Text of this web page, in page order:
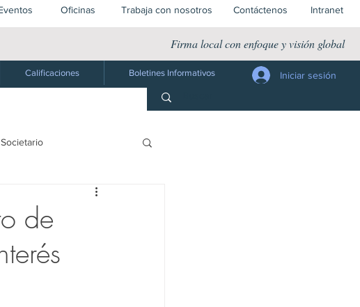
Calificaciones Boletines Informativos Iniciar sesión
Oficinas Trabaja con nosotros Contáctenos Intranet
Firma local con enfoque y visión global
Societario
Derecho Público
de